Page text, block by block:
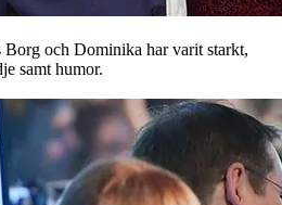
Borg och Dominika har varit starkt,
samt humor.